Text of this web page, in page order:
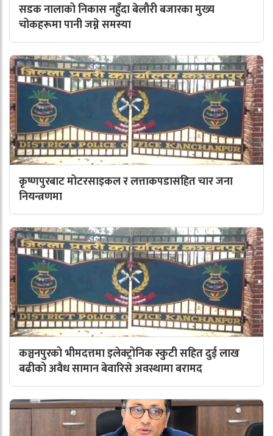
सडक नालाको निकास नहुँदा बेलौरी बजारका मुख्य
चोकहरूमा पानी जम्ने समस्या
कृष्णपुरबाट मोटरसाइकल र लत्ताकपडासहित चार जना
नियन्त्रणमा
कञ्चनपुरको भीमदत्तमा इलेक्ट्रोनिक स्कुटी सहित दुई लाख
बढीको अवैध सामान बेवारिसे अवस्थामा बरामद